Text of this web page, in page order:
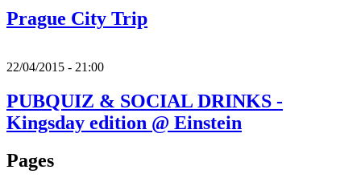
Prague City Trip
22/04/2015 - 21:00
PUBQUIZ & SOCIAL DRINKS -
Kingsday edition @ Einstein
Pages